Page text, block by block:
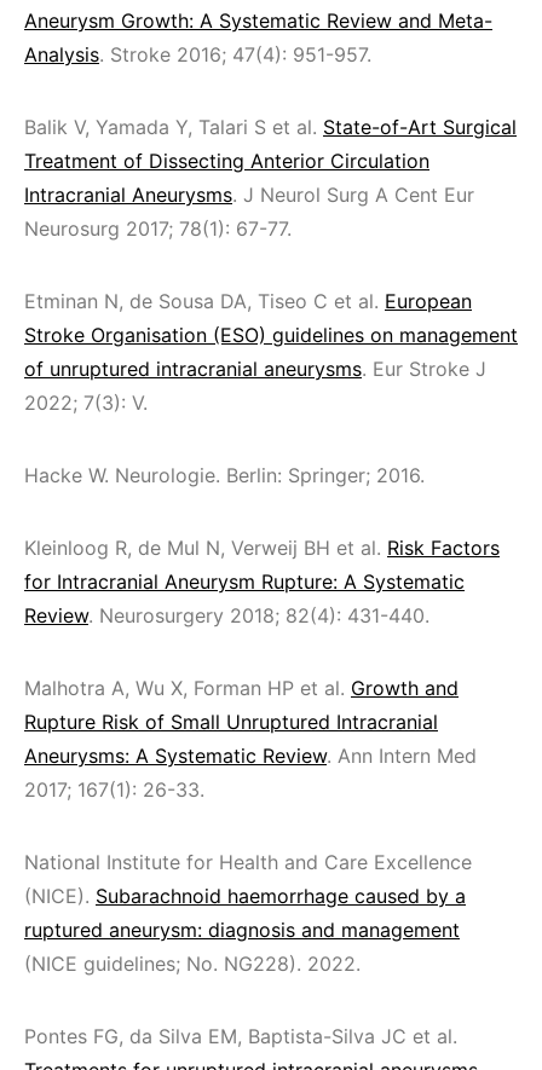
Aneurysm Growth: A Systematic Review and Meta-
Analysis. Stroke 2016; 47(4): 951-957.
Balik V, Yamada Y, Talari S et al. State-of-Art Surgical
Treatment of Dissecting Anterior Circulation
Intracranial Aneurysms. J Neurol Surg A Cent Eur
Neurosurg 2017; 78(1): 67-77.
Etminan N, de Sousa DA, Tiseo C et al. European
Stroke Organisation (ESO) guidelines on management
of unruptured intracranial aneurysms. Eur Stroke J
2022; 7(3): V.
Hacke W. Neurologie. Berlin: Springer; 2016.
Kleinloog R, de Mul N, Verweij BH et al. Risk Factors
for Intracranial Aneurysm Rupture: A Systematic
Review. Neurosurgery 2018; 82(4): 431-440.
Malhotra A, Wu X, Forman HP et al. Growth and
Rupture Risk of Small Unruptured Intracranial
Aneurysms: A Systematic Review. Ann Intern Med
2017; 167(1): 26-33.
National Institute for Health and Care Excellence
(NICE). Subarachnoid haemorrhage caused by a
ruptured aneurysm: diagnosis and management
(NICE guidelines; No. NG228). 2022.
Pontes FG, da Silva EM, Baptista-Silva JC et al.